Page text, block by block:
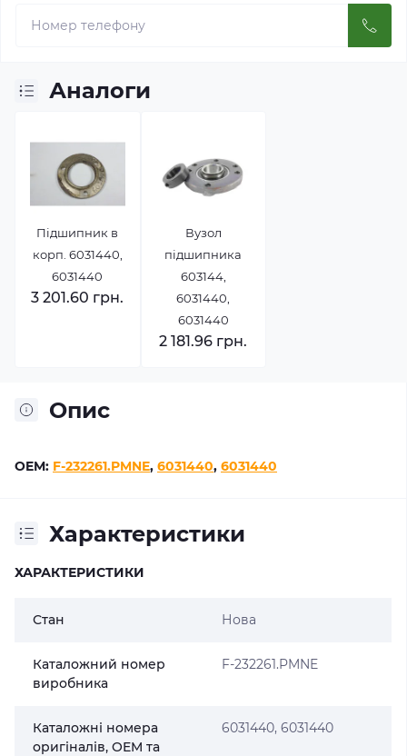
Опис
OEM: F-232261.PMNE, 6031440, 6031440
Характеристики
ХАРАКТЕРИСТИКИ
Стан Нова
Каталожний номер
виробника
F-232261.PMNE
Каталожні номера
оригіналів, OEM та
6031440, 6031440
Аналоги
Підшипник в
корп. 6031440,
6031440
3 201.60 грн.
Вузол
підшипника
603144,
6031440,
6031440
2 181.96 грн.